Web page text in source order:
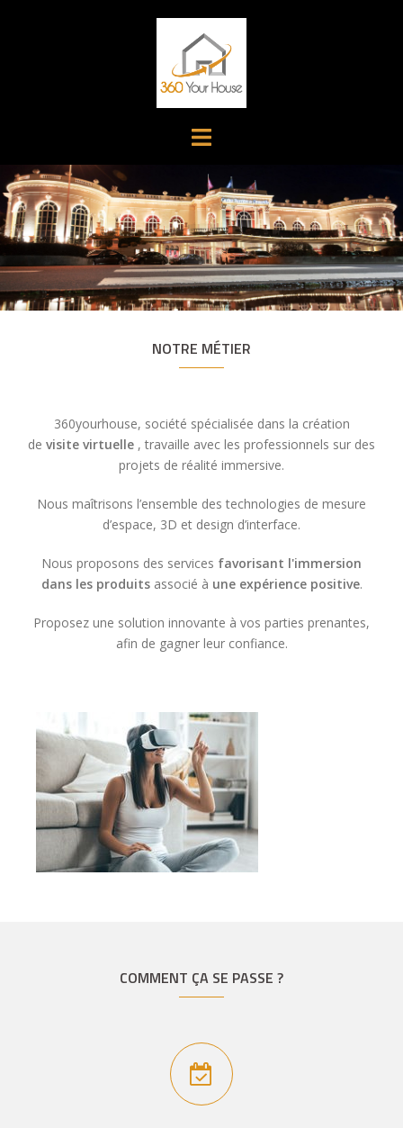
NOTRE MÉTIER
360yourhouse, société spécialisée dans la création
de visite virtuelle , travaille avec les professionnels sur des
projets de réalité immersive.
Nous maîtrisons l’ensemble des technologies de mesure
d’espace, 3D et design d’interface.
Nous proposons des services favorisant l'immersion
dans les produitsassocié à une expérience positive.
Proposez une solution innovante à vos parties prenantes,
afin de gagner leur confiance.
COMMENT ÇA SE PASSE ?